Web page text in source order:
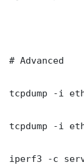
# Advanced
tcpdump -i
tcpdump -i
iperf3 -c